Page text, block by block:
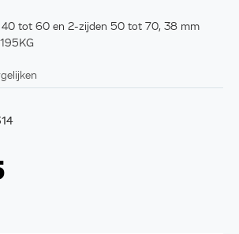
40 tot 60 en 2-zijden 50 tot 70, 38 mm